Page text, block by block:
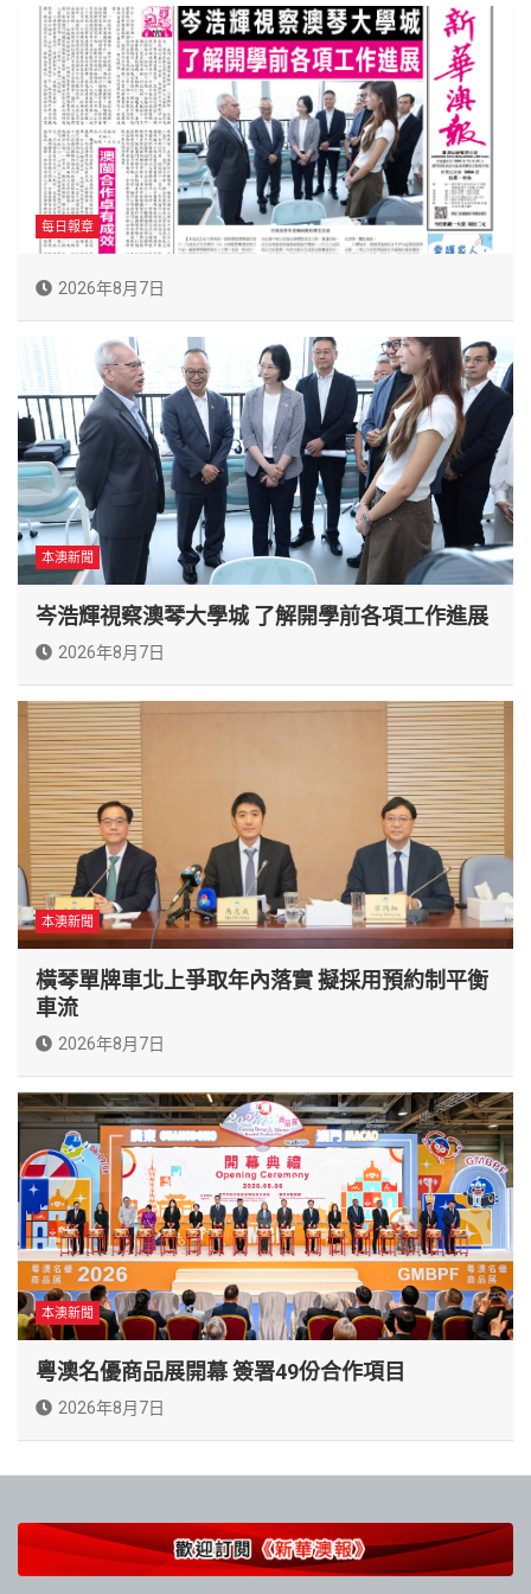
每日報章
2026年8月7日
本澳新聞
岑浩輝視察澳琴大學城 了解開學前各項工作進展
2026年8月7日
本澳新聞
橫琴單牌車北上爭取年內落實 擬採用預約制平衡
車流
2026年8月7日
本澳新聞
粵澳名優商品展開幕 簽署49份合作項目
2026年8月7日